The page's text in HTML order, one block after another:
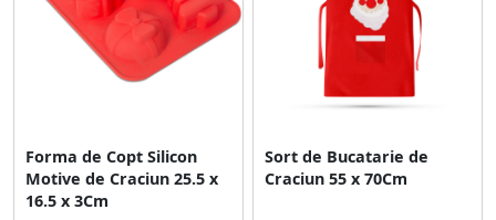
Forma de Copt Silicon
Motive de Craciun 25.5 x
16.5 x 3Cm
Sort de Bucatarie de
Craciun 55 x 70Cm